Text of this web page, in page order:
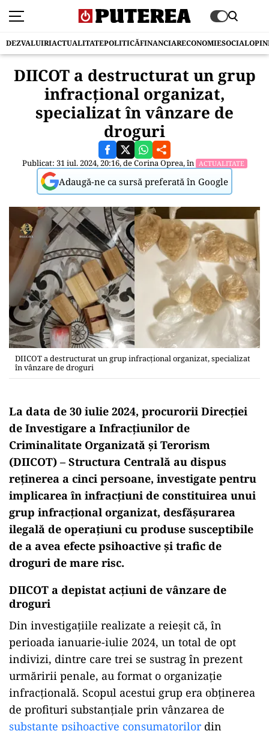
DEZVALUIRIACTUALITATEPOLITICĂFINANCIARECONOMIESOCIAL
DIICOT a destructurat un grup
infracțional organizat,
specializat în vânzare de
droguri
Publicat: 31 iul. 2024, 20:16, deCorina Oprea, în ACTUALITATE
Adaugă-ne ca sursă preferată în Google
DIICOT a destructurat un grup infracțional organizat, specializat
în vânzare de droguri
La data de 30 iulie 2024, procurorii Direcției
de Investigare a Infracțiunilor de
Criminalitate Organizată și Terorism
(DIICOT) – Structura Centrală au dispus
reținerea a cinci persoane, investigate pentru
implicarea în infracțiuni de constituirea unui
grup infracțional organizat, desfășurarea
ilegală de operațiuni cu produse susceptibile
de a avea efecte psihoactive și trafic de
droguri de mare risc.
DIICOT a depistat acțiuni de vânzare de
droguri
Din investigațiile realizate a reieșit că, în
perioada ianuarie-iulie 2024, un total de opt
indivizi, dintre care trei se sustrag în prezent
urmăririi penale, au format o organizație
infracțională. Scopul acestui grup era obținerea
de profituri substanțiale prin vânzarea de
substanțe psihoactive consumatorilordin